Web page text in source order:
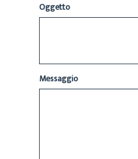
Oggetto
Messaggio